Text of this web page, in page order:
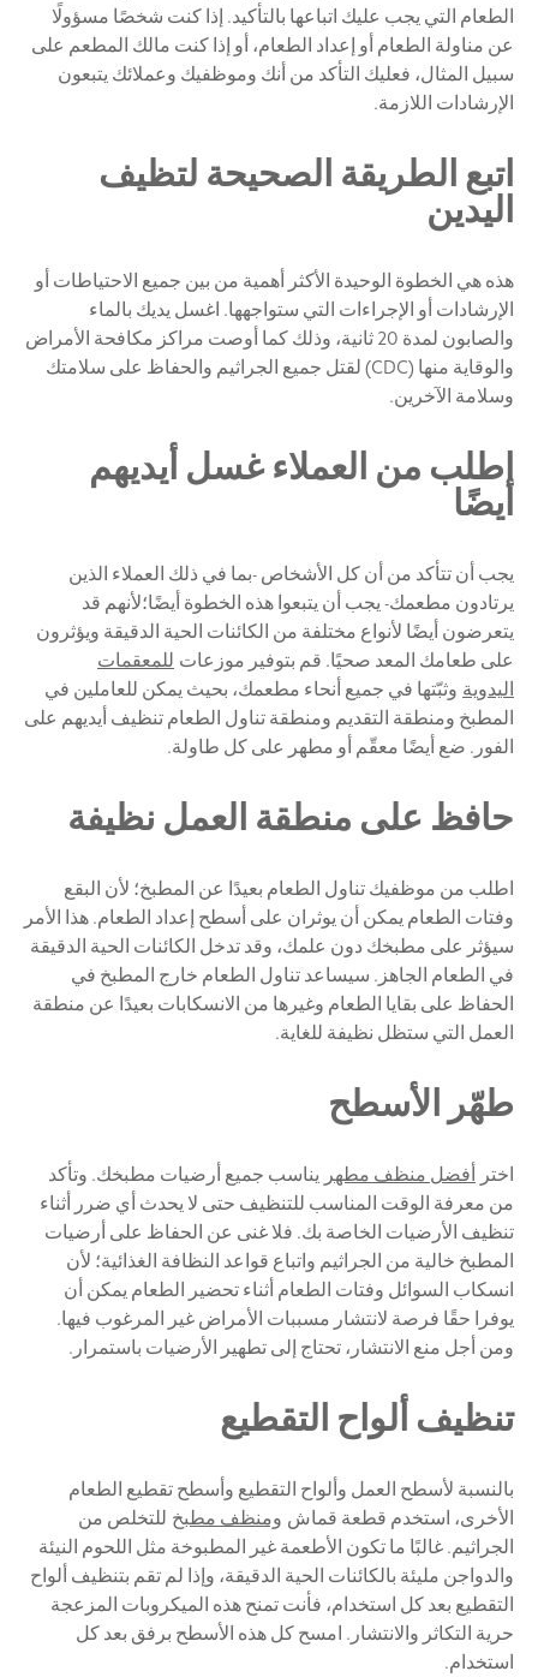
الطعام التي يجب عليك اتباعها بالتأكيد. إذا كنت شخصًا مسؤولًا
عن مناولة الطعام أو إعداد الطعام، أو إذا كنت مالك المطعم على
سبيل المثال، فعليك التأكد من أنك وموظفيك وعملائك يتبعون
الإرشادات اللازمة.
اتبع الطريقة الصحيحة لتظيف
اليدين
هذه هي الخطوة الوحيدة الأكثر أهمية من بين جميع الاحتياطات أو
الإرشادات أو الإجراءات التي ستواجهها. اغسل يديك بالماء
والصابون لمدة 20 ثانية، وذلك كما أوصت مراكز مكافحة الأمراض
والوقاية منها (CDC) لقتل جميع الجراثيم والحفاظ على سلامتك
وسلامة الآخرين.
اطلب من العملاء غسل أيديهم
أيضًا
يجب أن تتأكد من أن كل الأشخاص -بما في ذلك العملاء الذين
يرتادون مطعمك- يجب أن يتبعوا هذه الخطوة أيضًا؛لأنهم قد
يتعرضون أيضًا لأنواع مختلفة من الكائنات الحية الدقيقة ويؤثرون
على طعامك المعد صحيًا. قم بتوفير موزعات للمعقمات
اليدوية وثبّتها في جميع أنحاء مطعمك، بحيث يمكن للعاملين في
المطبخ ومنطقة التقديم ومنطقة تناول الطعام تنظيف أيديهم على
الفور. ضع أيضًا معقّم أو مطهر على كل طاولة.
حافظ على منطقة العمل نظيفة
اطلب من موظفيك تناول الطعام بعيدًا عن المطبخ؛ لأن البقع
وفتات الطعام يمكن أن يوثران على أسطح إعداد الطعام. هذا الأمر
سيؤثر على مطبخك دون علمك، وقد تدخل الكائنات الحية الدقيقة
في الطعام الجاهز. سيساعد تناول الطعام خارج المطبخ في
الحفاظ على بقايا الطعام وغيرها من الانسكابات بعيدًا عن منطقة
العمل التي ستظل نظيفة للغاية.
طهّر الأسطح
اختر أفضل منظف مطهر يناسب جميع أرضيات مطبخك. وتأكد
من معرفة الوقت المناسب للتنظيف حتى لا يحدث أي ضرر أثناء
تنظيف الأرضيات الخاصة بك. فلا غنى عن الحفاظ على أرضيات
المطبخ خالية من الجراثيم واتباع قواعد النظافة الغذائية؛ لأن
انسكاب السوائل وفتات الطعام أثناء تحضير الطعام يمكن أن
يوفرا حقًا فرصة لانتشار مسببات الأمراض غير المرغوب فيها.
ومن أجل منع الانتشار، تحتاج إلى تطهير الأرضيات باستمرار.
تنظيف ألواح التقطيع
بالنسبة لأسطح العمل وألواح التقطيع وأسطح تقطيع الطعام
الأخرى، استخدم قطعة قماش ومنظف مطبخ للتخلص من
الجراثيم. غالبًا ما تكون الأطعمة غير المطبوخة مثل اللحوم النيئة
والدواجن مليئة بالكائنات الحية الدقيقة، وإذا لم تقم بتنظيف ألواح
التقطيع بعد كل استخدام، فأنت تمنح هذه الميكروبات المزعجة
حرية التكاثر والانتشار. امسح كل هذه الأسطح برفق بعد كل
استخدام.